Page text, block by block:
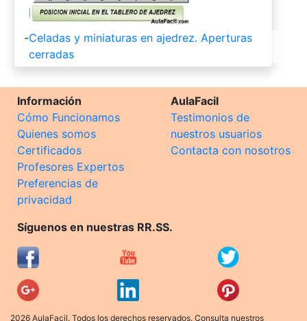
-Celadas y miniaturas en ajedrez. Aperturas
cerradas
Información
Cómo Funcionamos
Quienes somos
Certificados
Profesores Expertos
Preferencias de
privacidad
AulaFacil
Testimonios de
nuestros usuarios
Contacta con nosotros
Síguenos en nuestras RR.SS.
2026 AulaFacil. Todos los derechos reservados. Consulta nuestros